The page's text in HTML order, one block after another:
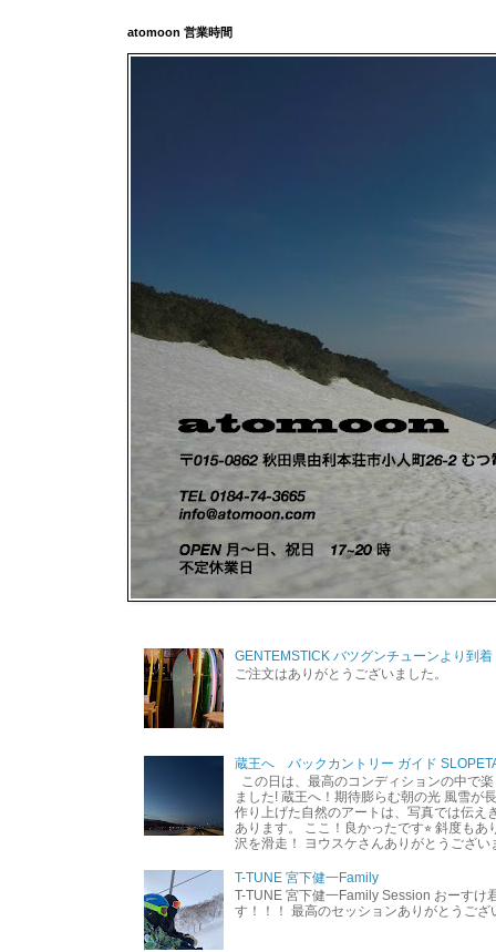
atomoon 営業時間
GENTEMSTICK バツグンチューンより到着
ご注文はありがとうございました。
蔵王へ バックカントリー ガイド
この日は、最高のコンディションの中で
ました! 蔵王へ！期待膨らむ朝の光 風雪が
作り上げた自然のアートは、写真では伝え
あります。 ここ！良かったです⭐︎ 斜度もあ
沢を滑走！ ヨウスケさんありがとうござい
T-TUNE 宮下健一Family
T-TUNE 宮下健一Family Session おーすけ
す！！！ 最高のセッションありがとうご